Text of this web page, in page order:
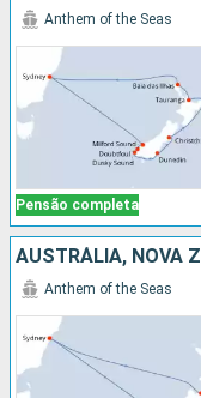
Pensão completa
Anthem of the Seas
AUSTRÁLIA, NOVA
Anthem of the Seas